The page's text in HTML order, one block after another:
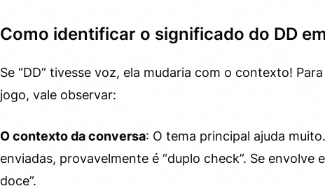
Como identificar o significado do DD
Se “DD” tivesse voz, ela mudaria com o contexto!
jogo, vale observar:
O contexto da conversa: O tema principal ajuda
enviadas, provavelmente é “duplo check”. Se envolve
doce”.